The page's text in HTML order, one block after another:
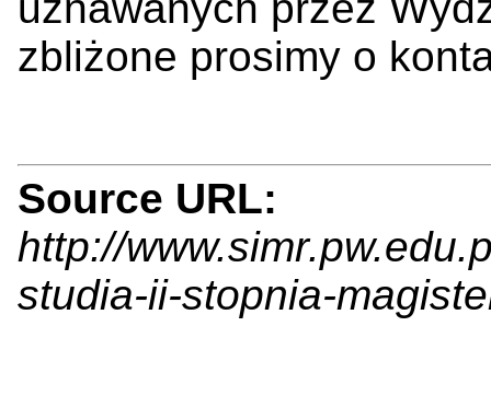
zbliżone prosimy o
Source URL:
http://
studia-ii-stopnia-